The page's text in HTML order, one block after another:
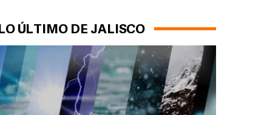
LO ÚLTIMO DE JALISCO